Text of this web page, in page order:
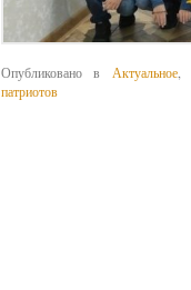
Опубликовано в Актуальное,
патриотов